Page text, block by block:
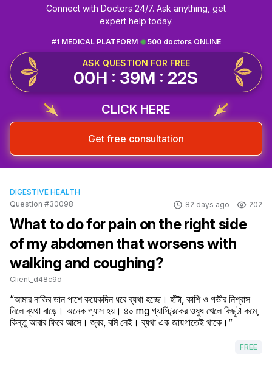
Connect with Doctors 24/7. Ask anything, get
expert help today.
500 doctors ONLINE
#1 MEDICAL PLATFORM
ASK QUESTION FOR FREE
00H : 39M : 22S
CLICK HERE
Get free consultation
DIGESTIVE HEALTH
Question #30098
82 days ago 202
What to do for pain on the right side
of my abdomen that worsens with
walking and coughing?
Client_d48c9d
“আমার নাভির ডান পাশে কয়েকদিন ধরে ব্যথা হচ্ছে। হাঁটা, কাশি ও গভীর নিশ্বাস
নিলে ব্যথা বাড়ে। অনেক গ্যাস হয়। ৪০ mg গ্যাস্ট্রিকের ওষুধ খেলে কিছুটা কমে,
কিন্তু আবার ফিরে আসে। জ্বর, বমি নেই। ব্যথা এক জায়গাতেই থাকে।”
FREE